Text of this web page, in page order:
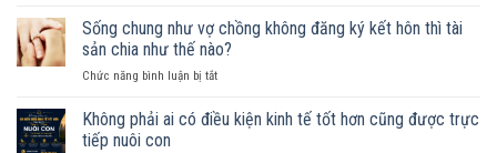
nữ
sống
chung
như
chồng
Sống chung như vợ chồng không đăng ký kết hôn thì tài
sản chia như thế nào?
Chức năng bình luận bị tắtở
chung
Không phải ai có điều kiện kinh tế tốt hơn cũng được trực
tiếp nuôi con